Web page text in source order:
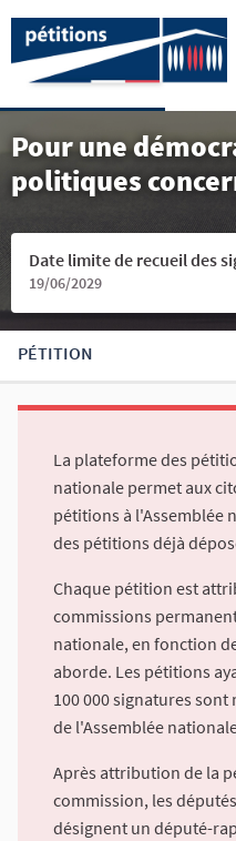
Pour une
politiques
Date limite de recueil des
19/06/2029
PÉTITION
La plateforme des
nationale permet aux
pétitions à l'Assemblée
des pétitions déjà
Chaque pétition est
commissions
nationale, en fonction
aborde. Les pétitions
100 000 signatures sont
de l'Assemblée
Après attribution de la
commission, les
désignent un député-